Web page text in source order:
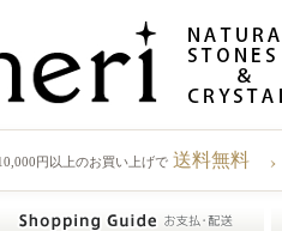
円以上のお買い上げで 送料無料 ›